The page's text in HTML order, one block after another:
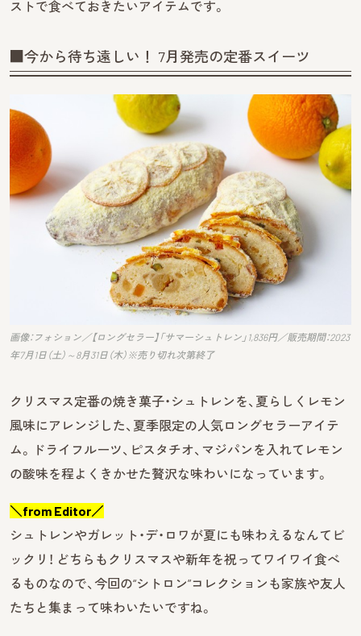
ストで食べておきたいアイテムです。
■今から待ち遠しい！ 7月発売の定番スイーツ
画像：フォション／【ロングセラー】「サマーシュトレン」1,836円／販売期間：2023
年7月1日（土）～8月31日（木）※売り切れ次第終了
クリスマス定番の焼き菓子・シュトレンを、夏らしくレモン
風味にアレンジした、夏季限定の人気ロングセラーアイテ
ム。ドライフルーツ、ピスタチオ、マジパンを入れてレモン
の酸味を程よくきかせた贅沢な味わいになっています。
＼from Editor／
シュトレンやガレット・デ・ロワが夏にも味わえるなんてビ
ックリ！ どちらもクリスマスや新年を祝ってワイワイ食べ
るものなので、今回の“シトロン”コレクションも家族や友人
たちと集まって味わいたいですね。